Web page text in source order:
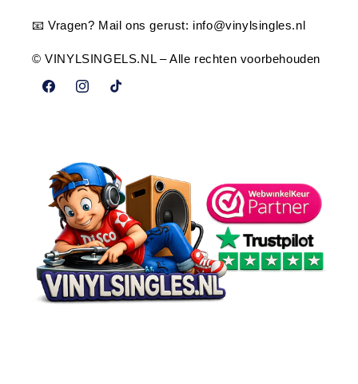
📧 Vragen? Mail ons gerust: info@vinylsingles.nl
© VINYLSINGELS.NL – Alle rechten voorbehouden
FacebookInstagramTikTok